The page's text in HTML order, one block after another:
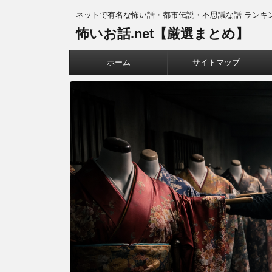
ネットで有名な怖い話・都市伝説・不思議な話 ランキ
怖いお話.net【厳選まとめ】
ホーム サイトマップ